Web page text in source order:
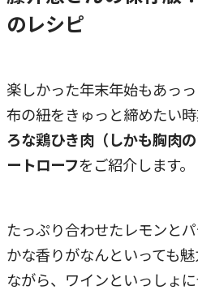
のレシピ
楽しかった年末年始もあっ
布の紐をきゅっと締めたい時
ろな鶏ひき肉（しかも胸肉
ートローフをご紹介します。
たっぷり合わせたレモンと
かな香りがなんといっても
ながら、ワインといっしょ